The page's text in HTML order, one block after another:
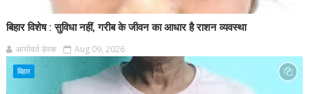
बिहार विशेष : सुविधा नहीं, गरीब के जीवन का आधार है राशन व्यवस्था
आर्यावर्त डेस्क Aug 09, 2026
बिहार